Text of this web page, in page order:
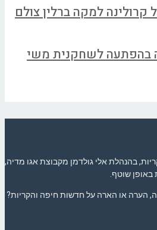
קיץ 2026 של קרולינה למקה ברלין צולם
בהפתעה לשחקנית משי
בהנהלת אלי גולדמן מקבוצת אגו מדיה,
באופן שוטף.
הערה או הארה על חדשות חיפה והקריות?